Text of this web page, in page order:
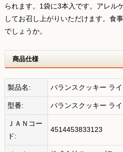
られます。1袋に3本入です。アレル
してお召し上がりいただけます。食
でしょうか。
商品仕様
製品名: バランスクッキー ラ
型番: バランスクッキー ラ
ＪＡＮコー
ド:
4514453833123